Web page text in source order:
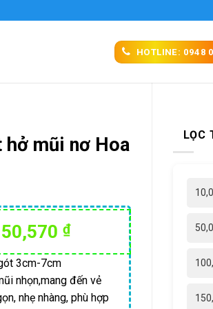
HOTLINE: 0948
LỌC
hở mũi nơ Hoa
₫.
₫Giá
hiện
là:
150,570 ₫.
3cm-7cm
nhọn,mang đến vẻ
nhẹ nhàng, phù hợp